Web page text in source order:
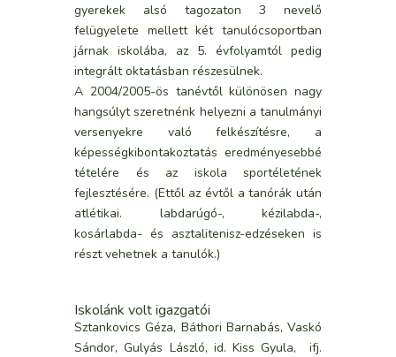
gyerekek alsó tagozaton 3 nevelő
felügyelete mellett két tanulócsoportban
járnak iskolába, az 5. évfolyamtól pedig
integrált oktatásban részesülnek.
A 2004/2005-ös tanévtől különösen nagy
hangsúlyt szeretnénk helyezni a tanulmányi
versenyekre való felkészítésre, a
képességkibontakoztatás eredményesebbé
tételére és az iskola sportéletének
fejlesztésére. (Ettől az évtől a tanórák után
atlétikai. labdarúgó-, kézilabda-,
kosárlabda- és asztalitenisz-edzéseken is
részt vehetnek a tanulók.)
Iskolánk volt igazgatói
Sztankovics Géza, Báthori Barnabás, Vaskó
Sándor, Gulyás László, id. Kiss Gyula, ifj.